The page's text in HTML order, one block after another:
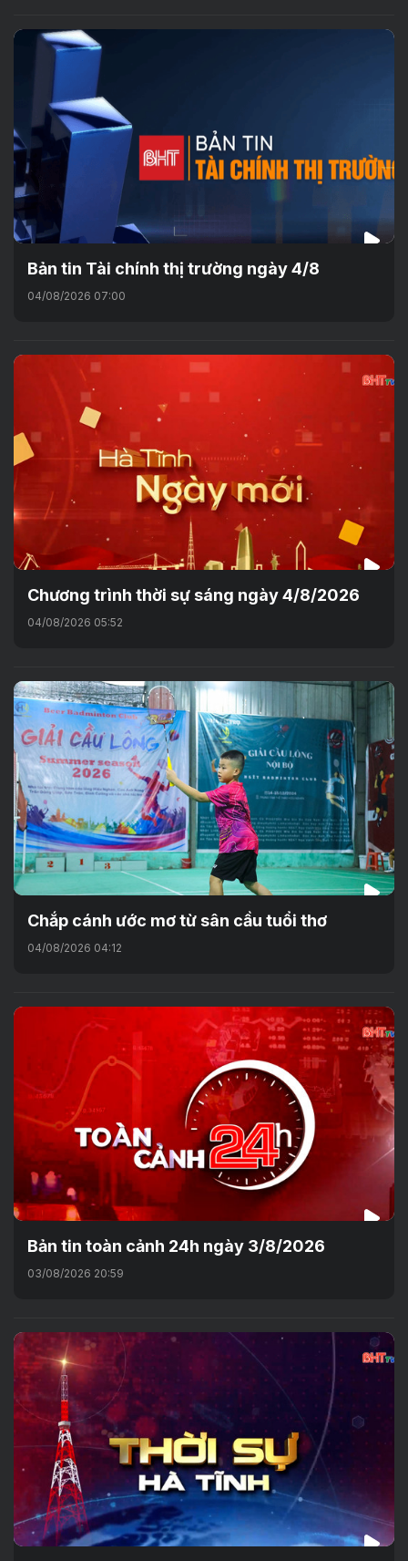
Bản tin Tài chính thị trường ngày 4/8
04/08/2026 07:00
Chương trình thời sự sáng ngày 4/8/2026
04/08/2026 05:52
Chắp cánh ước mơ từ sân cầu tuổi thơ
04/08/2026 04:12
Bản tin toàn cảnh 24h ngày 3/8/2026
03/08/2026 20:59